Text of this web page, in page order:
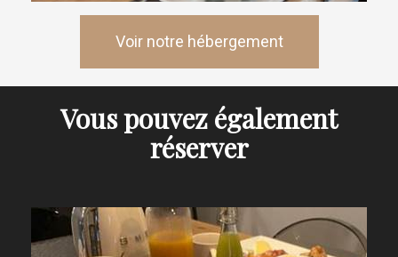
Voir notre hébergement
Vous pouvez également
réserver